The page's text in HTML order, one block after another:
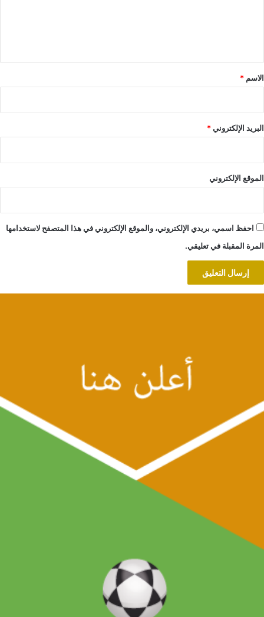
*
الاسم *
البريد الإلكتروني*
الموقع الإلكتروني
احفظ اسمي، بريدي الإلكتروني، والموقع الإلكتروني في هذا المتصفح لاستخدامها
المرة المقبلة في تعليقي.